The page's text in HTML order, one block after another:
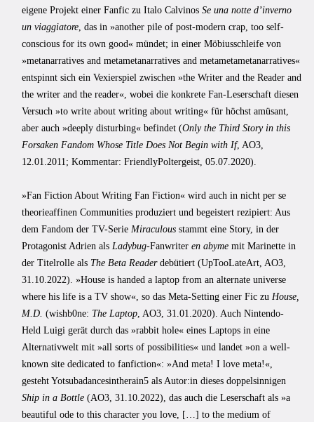
eigene Projekt einer Fanfic zu Italo Calvinos Se una notte d’inverno
un viaggiatore , das in »another pile of post-modern crap, too self-
conscious for its own good« mündet; in einer Möbiusschleife von
»metanarratives and metametanarratives and metametametanarratives«
entspinnt sich ein Vexierspiel zwischen »the Writer and the Reader and
the writer and the reader«, wobei die konkrete Fan-Leserschaft diesen
Versuch »to write about writing about writing« für höchst amüsant,
aber auch »deeply disturbing« befindet (Only the Third Story in this
Forsaken Fandom Whose Title Does Not Begin with If, AO3,
12.01.2011; Kommentar: FriendlyPoltergeist, 05.07.2020).
»Fan Fiction About Writing Fan Fiction« wird auch in nicht per se
theorieaffinen Communities produziert und begeistert rezipiert: Aus
dem Fandom der TV-Serie Miraculous stammt eine Story, in der
Protagonist Adrien als Ladybug-Fanwriter en abyme mit Marinette in
der Titelrolle als The Beta Readerdebütiert (UpTooLateArt, AO3,
31.10.2022). »House is handed a laptop from an alternate universe
where his life is a TV show«, so das Meta-Setting einer Fic zu House,
M.D. (wishb0ne: The Laptop , AO3, 31.01.2020). Auch Nintendo-
Held Luigi gerät durch das »rabbit hole« eines Laptops in eine
Alternativwelt mit »all sorts of possibilities« und landet »on a well-
known site dedicated to fanfiction«: »And meta! I love meta!«,
gesteht Yotsubadancesintherain5 als Autor:in dieses doppelsinnigen
Ship in a Bottle (AO3, 31.10.2022), das auch die Leserschaft als »a
beautiful ode to this character you love, […] to the medium of